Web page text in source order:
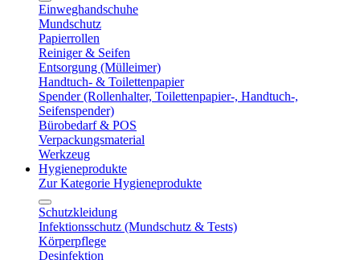
Einweghandschuhe
Mundschutz
Papierrollen
Reiniger & Seifen
Entsorgung (Mülleimer)
Handtuch- & Toilettenpapier
Spender (Rollenhalter, Toilettenpapier-, Handtuch-,
Seifenspender)
Bürobedarf & POS
Verpackungsmaterial
Werkzeug
Hygieneprodukte
Zur Kategorie Hygieneprodukte
Schutzkleidung
Infektionsschutz (Mundschutz & Tests)
Körperpflege
Desinfektion